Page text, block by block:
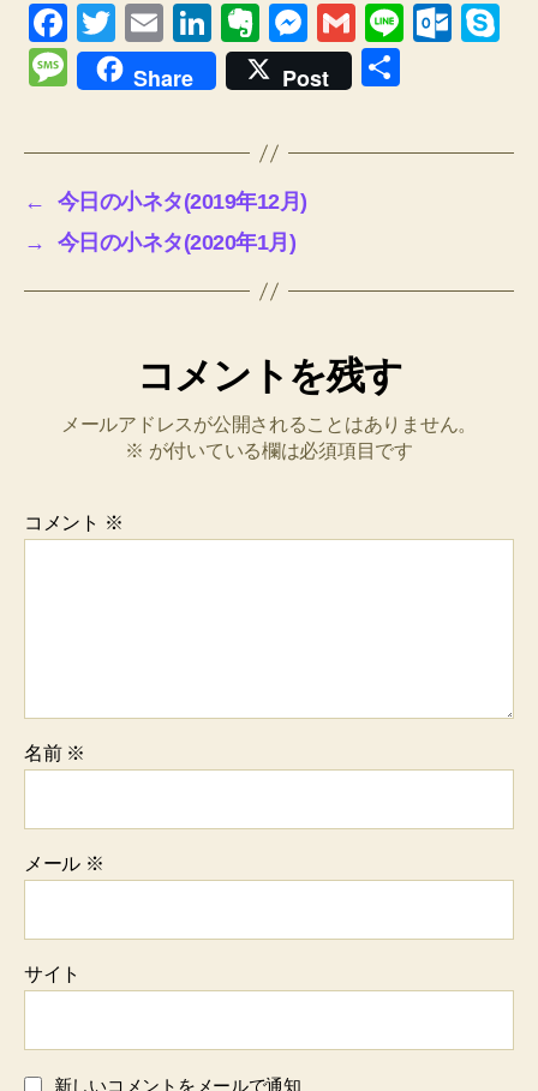
F
a
c
o
o
k
T
wi
tt
E
m
ail
Li
n
k
n
E
v
er
n
ot
e
M
e
ss
G
m
ail
Li
O
m
M
ss
a
g
e
Share Post
←
今日の小ネタ(2019年12月)
→
今日の小ネタ(2020年1月)
コメントを残す
メールアドレスが公開されることはありません。
※ が付いている欄は必須項目です
コメント ※
名前 ※
メール ※
サイト
新しいコメントをメールで通知